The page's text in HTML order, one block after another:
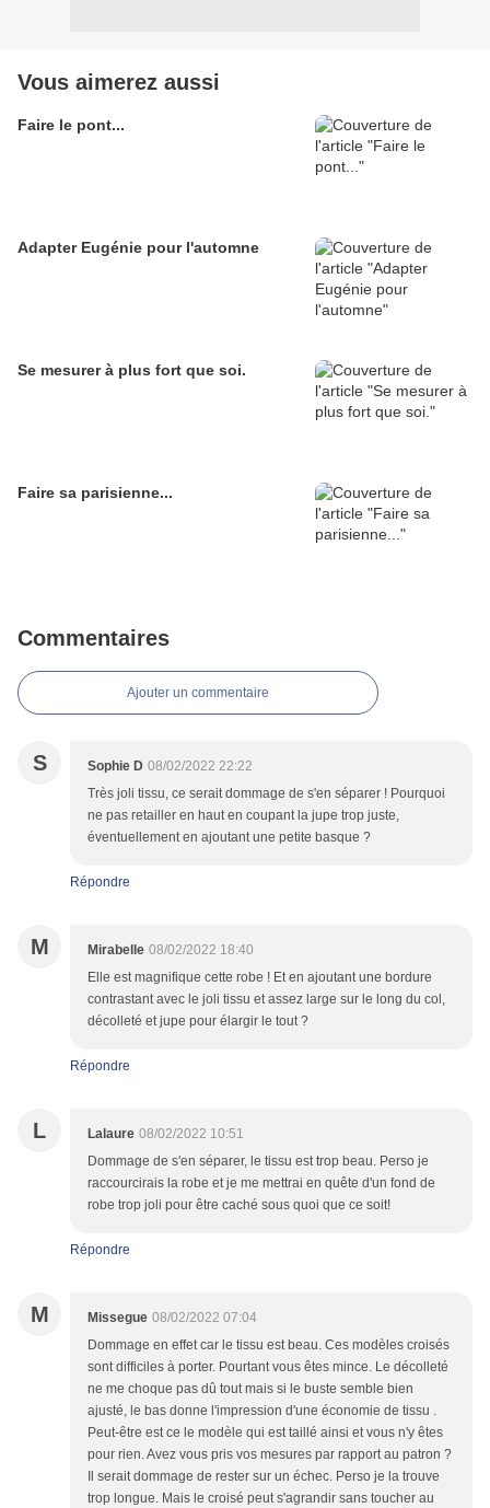
Vous aimerez aussi
Faire le pont...
Adapter Eugénie pour l'automne
Se mesurer à plus fort que soi.
Faire sa parisienne...
Commentaires
Ajouter un commentaire
S Sophie D 08/02/2022 22:22
Très joli tissu, ce serait dommage de s'en séparer ! Pourquoi
ne pas retailler en haut en coupant la jupe trop juste,
éventuellement en ajoutant une petite basque ?
Répondre
M Mirabelle 08/02/2022 18:40
Elle est magnifique cette robe ! Et en ajoutant une bordure
contrastant avec le joli tissu et assez large sur le long du col,
décolleté et jupe pour élargir le tout ?
Répondre
L Lalaure 08/02/2022 10:51
Dommage de s'en séparer, le tissu est trop beau. Perso je
raccourcirais la robe et je me mettrai en quête d'un fond de
robe trop joli pour être caché sous quoi que ce soit!
Répondre
M Missegue 08/02/2022 07:04
Dommage en effet car le tissu est beau. Ces modèles croisés
sont difficiles à porter. Pourtant vous êtes mince. Le décolleté
ne me choque pas dû tout mais si le buste semble bien
ajusté, le bas donne l'impression d'une économie de tissu .
Peut-être est ce le modèle qui est taillé ainsi et vous n'y êtes
pour rien. Avez vous pris vos mesures par rapport au patron ?
Il serait dommage de rester sur un échec. Perso je la trouve
trop longue. Mais le croisé peut s'agrandir sans toucher au